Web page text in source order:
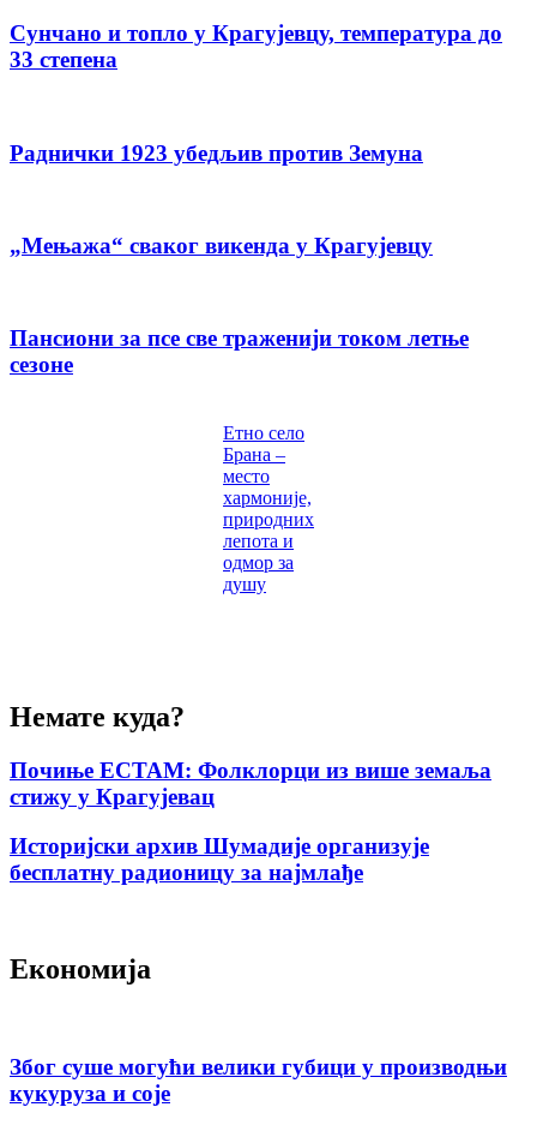
Сунчано и топло у Крагујевцу, температура до
33 степена
Раднички 1923 убедљив против Земуна
„Мењажа“ сваког викенда у Крагујевцу
Пансиони за псе све траженији током летње
сезоне
Етно село
Брана –
место
хармоније,
природних
лепота и
одмор за
душу
Немате куда?
Почиње ЕСТАМ: Фолклорци из више земаља
стижу у Крагујевац
Историјски архив Шумадије организује
бесплатну радионицу за најмлађе
Економија
Због суше могући велики губици у производњи
кукуруза и соје